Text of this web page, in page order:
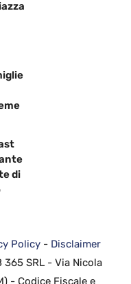
di
Policy - Disclaimer
SRL - Via Nicola
- Codice Fiscale e